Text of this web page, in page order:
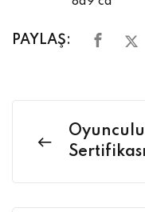
PAYLAŞ: